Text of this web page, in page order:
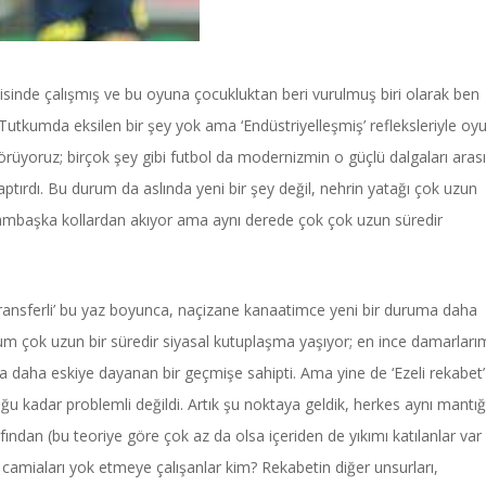
çalışmış ve bu oyuna çocukluktan beri vurulmuş biri olarak ben
eksilen bir şey yok ama ‘Endüstriyelleşmiş’ refleksleriyle
birçok şey gibi futbol da modernizmin o güçlü dalgaları
Bu durum da aslında yeni bir şey değil, nehrin yatağı çok uzun
kollardan akıyor ama aynı derede çok çok uzun süredir
bu yaz boyunca, naçizane kanaatimce yeni bir duruma daha
çok uzun bir süredir siyasal kutuplaşma yaşıyor; en ince
daha eskiye dayanan bir geçmişe sahipti. Ama yine de ‘Ezeli rekabet’
kadar problemli değildi. Artık şu noktaya geldik, herkes aynı
(bu teoriye göre çok az da olsa içeriden de yıkımı katılanlar var
yok etmeye çalışanlar kim? Rekabetin diğer unsurları,